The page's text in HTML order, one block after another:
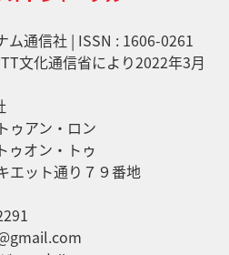
ム通信社 | ISSN : 1606-0261
文化通信省により2022年3月
ゥアン・ロン
ゥオン・トゥ
エット通り７９番地